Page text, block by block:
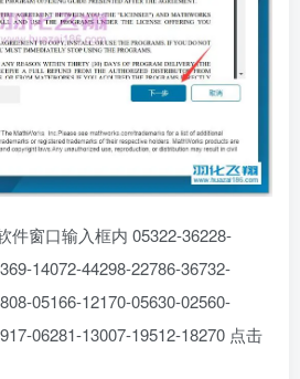
件窗口输入框内 05322-36228-
14072-44298-22786-36732-
05166-12170-05630-02560-
06281-13007-19512-18270 点击